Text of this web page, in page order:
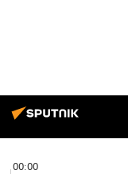
00:00